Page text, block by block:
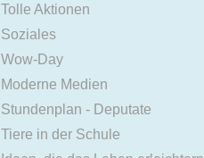
Tolle Aktionen
Soziales
Wow-Day
Moderne Medien
Stundenplan - Deputate
Tiere in der Schule